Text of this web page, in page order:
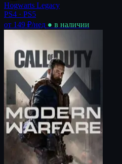
Hogwarts Legacy
PS4 · PS5
от 149 ₽/нед ● в наличии